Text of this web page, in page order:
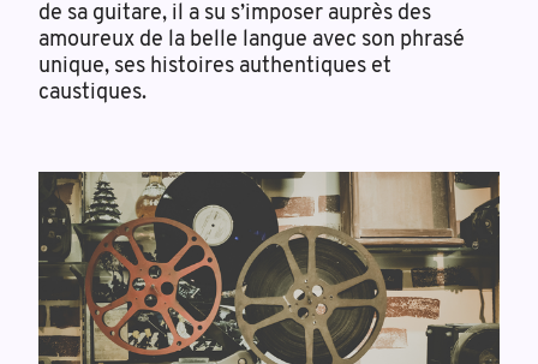
de sa guitare, il a su s’imposer auprès des
amoureux de la belle langue avec son phrasé
unique, ses histoires authentiques et
caustiques.